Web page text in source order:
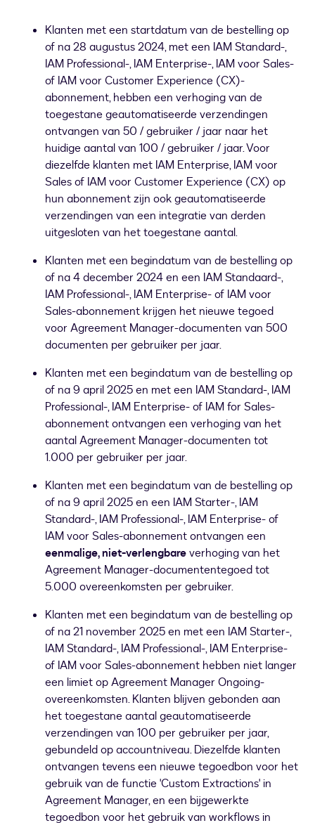
Klanten met een startdatum van de bestelling op
of na 28 augustus 2024, met een IAM Standard-,
IAM Professional-, IAM Enterprise-, IAM voor Sales-
of IAM voor Customer Experience (CX)-
abonnement, hebben een verhoging van de
toegestane geautomatiseerde verzendingen
ontvangen van 50 / gebruiker / jaar naar het
huidige aantal van 100 / gebruiker / jaar. Voor
diezelfde klanten met IAM Enterprise, IAM voor
Sales of IAM voor Customer Experience (CX) op
hun abonnement zijn ook geautomatiseerde
verzendingen van een integratie van derden
uitgesloten van het toegestane aantal.
Klanten met een begindatum van de bestelling op
of na 4 december 2024 en een IAM Standaard-,
IAM Professional-, IAM Enterprise- of IAM voor
Sales-abonnement krijgen het nieuwe tegoed
voor Agreement Manager-documenten van 500
documenten per gebruiker per jaar.
Klanten met een begindatum van de bestelling op
of na 9 april 2025 en met een IAM Standard-, IAM
Professional-, IAM Enterprise- of IAM for Sales-
abonnement ontvangen een verhoging van het
aantal Agreement Manager-documenten tot
1.000 per gebruiker per jaar.
Klanten met een begindatum van de bestelling op
of na 9 april 2025 en een IAM Starter-, IAM
Standard-, IAM Professional-, IAM Enterprise- of
IAM voor Sales-abonnement ontvangen een
eenmalige, niet-verlengbareverhoging van het
Agreement Manager-documententegoed tot
5.000 overeenkomsten per gebruiker.
Klanten met een begindatum van de bestelling op
of na 21 november 2025 en met een IAM Starter-,
IAM Standard-, IAM Professional-, IAM Enterprise-
of IAM voor Sales-abonnement hebben niet langer
een limiet op Agreement Manager Ongoing-
overeenkomsten. Klanten blijven gebonden aan
het toegestane aantal geautomatiseerde
verzendingen van 100 per gebruiker per jaar,
gebundeld op accountniveau. Diezelfde klanten
ontvangen tevens een nieuwe tegoedbon voor het
gebruik van de functie 'Custom Extractions' in
Agreement Manager, en een bijgewerkte
tegoedbon voor het gebruik van workflows in